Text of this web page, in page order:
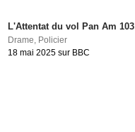
L'Attentat du vol Pan Am 103
Drame, Policier
18 mai 2025 sur BBC